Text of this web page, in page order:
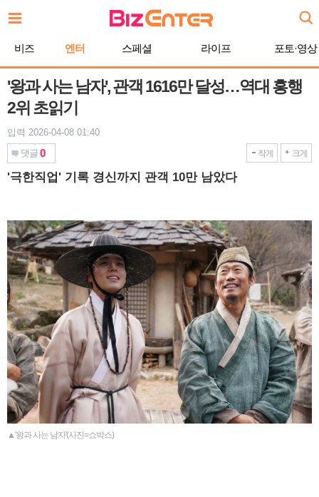
문
비즈 엔터 스페셜 라이프 포토·영상
'왕과 사는 남자', 관객 1616만 달성…역대 흥행
2위 초읽기
입력 2026-04-08 01:40
댓글 0 작게 크게
'극한직업' 기록 경신까지 관객 10만 남았다
▲'왕과 사는 남자'(사진=쇼박스)